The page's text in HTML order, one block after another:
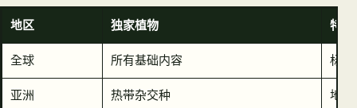
地区 独家植物 特殊
全球 所有基础内容 标准
亚洲 热带杂交种 地区